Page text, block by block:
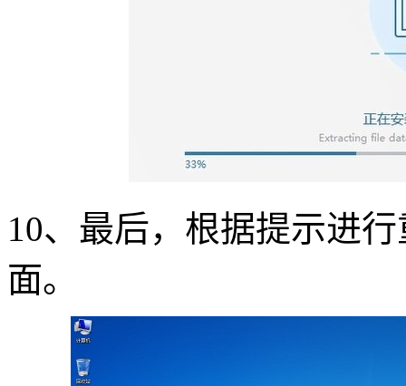
10、最后，根据提示进
面。